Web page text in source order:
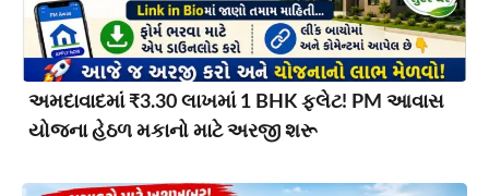
અમદાવાદમાં ₹3.30 લાખમાં 1 BHK ફ્લેટ! PM આવાસ
યોજના હેઠળ મકાનો માટે અરજી શરૂ